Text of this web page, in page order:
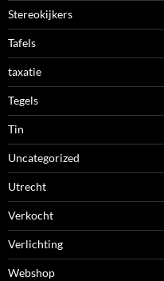
Stereokijkers
Tafels
taxatie
Tegels
Tin
Uncategorized
Utrecht
Verkocht
Verlichting
Webshop